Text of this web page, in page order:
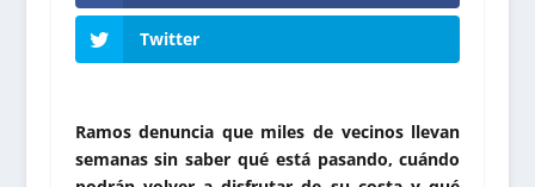
Twitter
Ramos denuncia que miles de vecinos llevan
semanas sin saber qué está pasando, cuándo